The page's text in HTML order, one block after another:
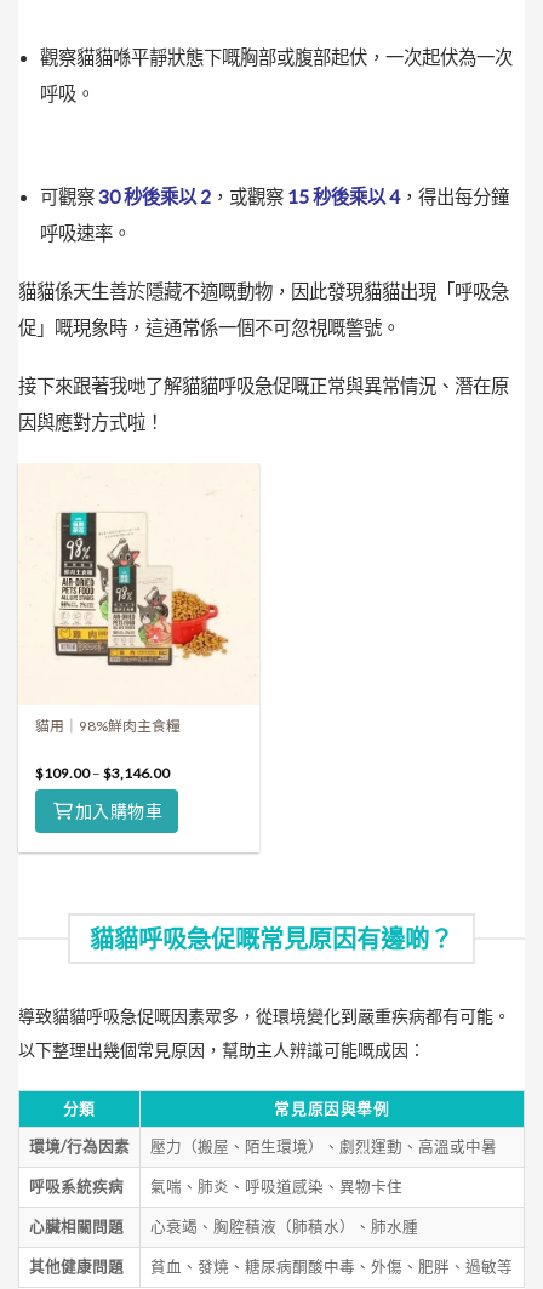
觀察貓貓喺平靜狀態下嘅胸部或腹部起伏，一次起伏為一次
呼吸。
可觀察30 秒後乘以 2 ，或觀察 15 秒後乘以 4，得出每分鐘
呼吸速率。
貓貓係天生善於隱藏不適嘅動物，因此發現貓貓出現「呼吸急
促」嘅現象時，這通常係一個不可忽視嘅警號。
接下來跟著我哋了解貓貓呼吸急促嘅正常與異常情況、潛在原
因與應對方式啦！
貓用｜98%鮮肉主食糧
$109.00–$3,146.00
加入購物車
貓貓呼吸急促嘅常見原因有邊啲？
導致貓貓呼吸急促嘅因素眾多，從環境變化到嚴重疾病都有可能。
以下整理出幾個常見原因，幫助主人辨識可能嘅成因：
分類 常見原因與舉例
環境/行為因素 壓力（搬屋、陌生環境）、劇烈運動、高溫或中暑
呼吸系統疾病 氣喘、肺炎、呼吸道感染、異物卡住
心臟相關問題 心衰竭、胸腔積液（肺積水）、肺水腫
其他健康問題 貧血、發燒、糖尿病酮酸中毒、外傷、肥胖、過敏等